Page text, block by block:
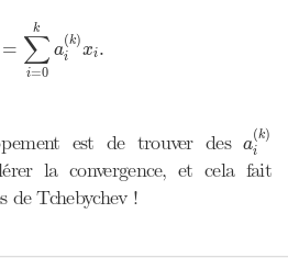
=
k
∑
i=0
a
(k)
i xi.
=
est de trouver desa
(k)
i
i(k
la convergence, et cela fait
de Tchebychev !